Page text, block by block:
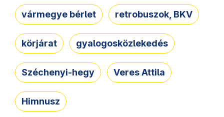
vármegye bérlet retrobuszok, BKV
körjárat gyalogosközlekedés
Széchenyi-hegy Veres Attila
Himnusz